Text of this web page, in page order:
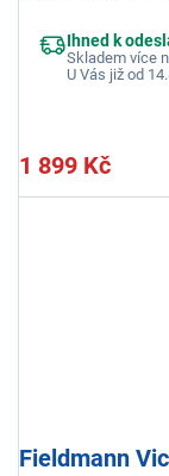
Ihned k
Skladem více
U Vás již od
1 899 Kč
Fieldmann